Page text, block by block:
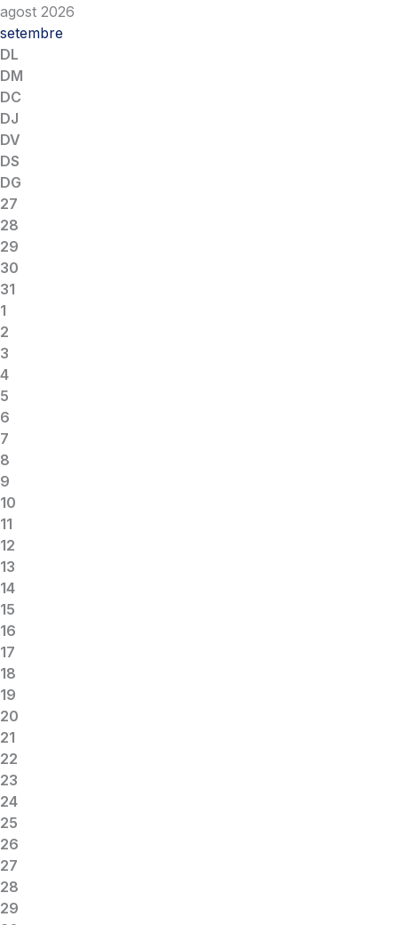
agost 2026
setembre
DL
DM
DC
DJ
DV
DS
DG
27
28
29
30
31
1
2
3
4
5
6
7
8
9
10
11
12
13
14
15
16
17
18
19
20
21
22
23
24
25
26
27
28
29